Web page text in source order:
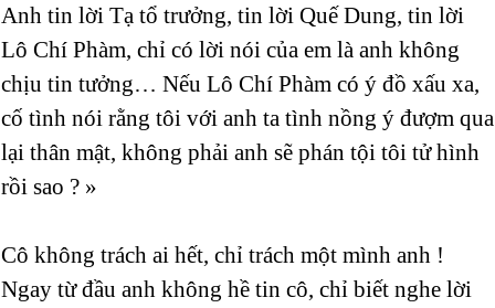
Anh tin lời Tạ tổ trưởng, tin lời Quế Dung, tin lời
Lô Chí Phàm, chỉ có lời nói của em là anh không
chịu tin tưởng… Nếu Lô Chí Phàm có ý đồ xấu xa,
cố tình nói rằng tôi với anh ta tình nồng ý đượm qua
lại thân mật, không phải anh sẽ phán tội tôi tử hình
rồi sao ? »
Cô không trách ai hết, chỉ trách một mình anh !
Ngay từ đầu anh không hề tin cô, chỉ biết nghe lời